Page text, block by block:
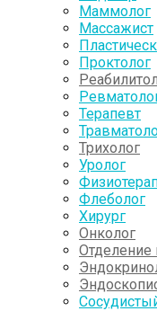
Маммолог
Массажист
Проктолог
Терапевт
Трихолог
Уролог
Флеболог
Хирург
Онколог
Отделение